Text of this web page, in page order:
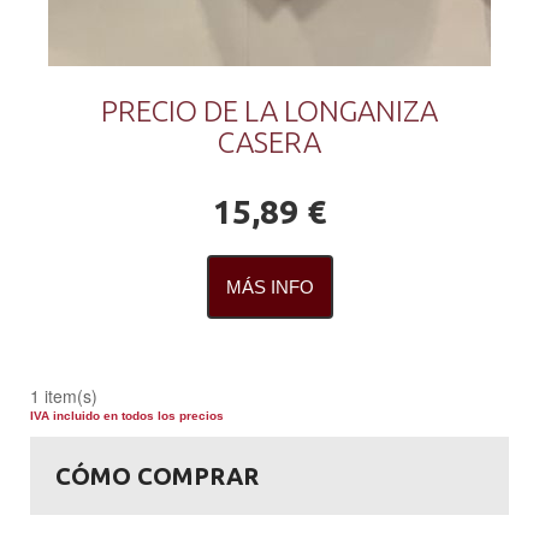
PRECIO DE LA LONGANIZA
CASERA
15,89 €
MÁS INFO
1 item(s)
IVA incluido en todos los precios
CÓMO COMPRAR